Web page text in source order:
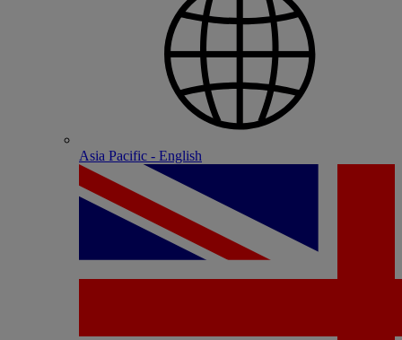
Asia Pacific - English